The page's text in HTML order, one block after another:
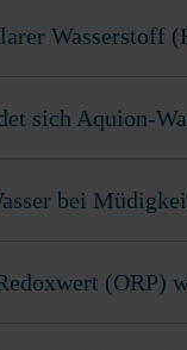
Wasserstoff
sich Aquion-
bei
(ORP)